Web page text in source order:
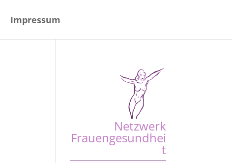
Impressum
Netzwerk
Frauengesundhei
t